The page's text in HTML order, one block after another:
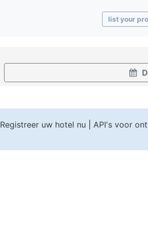
list your
Registreer uw hotel nu API's voor